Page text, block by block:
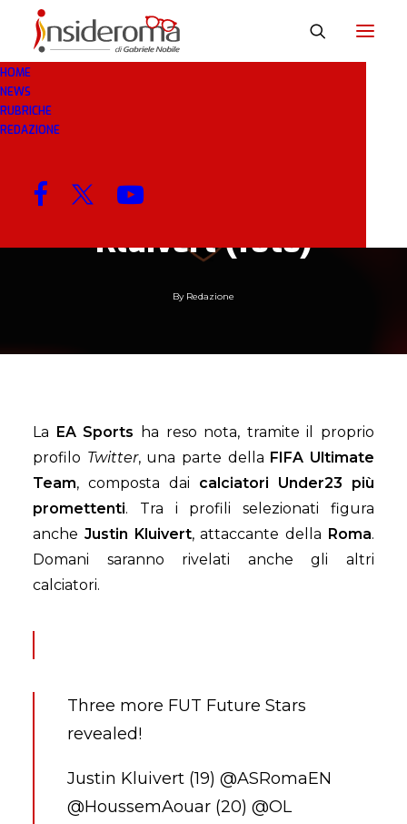
HOME
NEWS
RUBRICHE
REDAZIONE
17 GEN 2019
FIFA Ultimate Team,
c’è anche Justin
Kluivert (foto)
By Redazione
La EA Sports ha reso nota, tramite il proprio
profilo Twitter, una parte della FIFA Ultimate
Team, composta dai calciatori Under23 più
promettenti. Tra i profili selezionati figura
anche Justin Kluivert, attaccante della Roma.
Domani saranno rivelati anche gli altri
calciatori.
Three more FUT Future Stars
revealed!
Justin Kluivert (19) @ASRomaEN
@HoussemAouar (20) @OL